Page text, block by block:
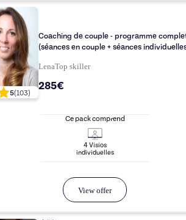
5(103)
Coaching de couple - programme
(séances en couple + séances
LenaTop skiller
285€
Ce pack comprend
4Visios
individuelles
View offer